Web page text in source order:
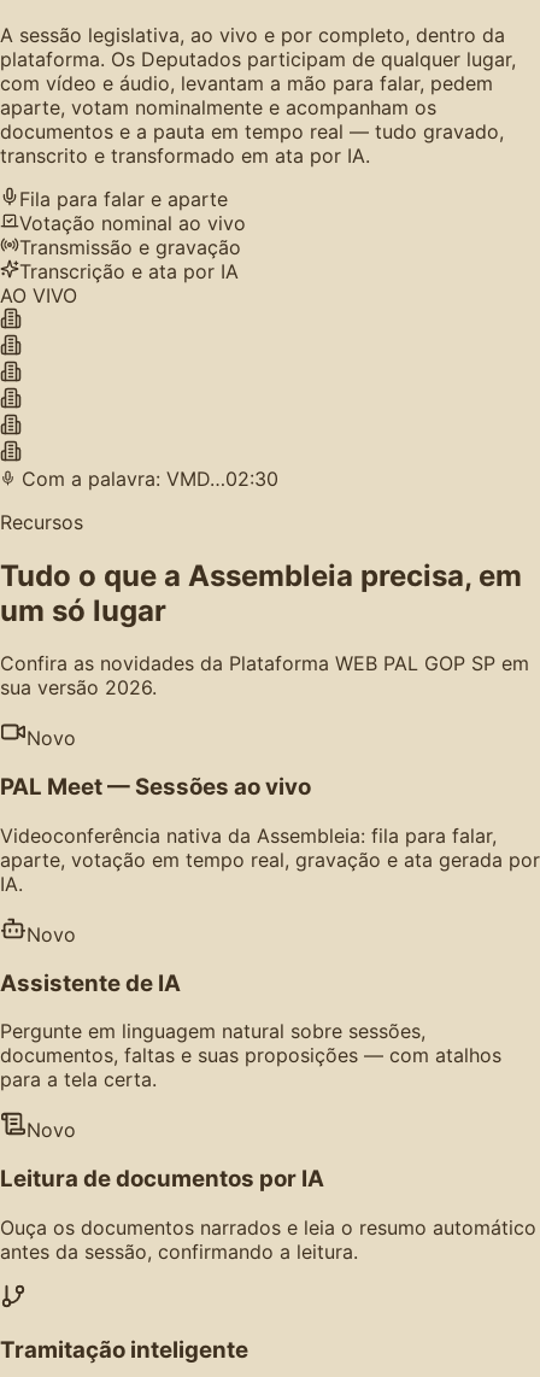
A sessão legislativa, ao vivo e por completo, dentro da
plataforma. Os Deputados participam de qualquer lugar,
com vídeo e áudio, levantam a mão para falar, pedem
aparte, votam nominalmente e acompanham os
documentos e a pauta em tempo real — tudo gravado,
transcrito e transformado em ata por IA.
Fila para falar e aparte
Votação nominal ao vivo
Transmissão e gravação
Transcrição e ata por IA
AO VIVO
Com a palavra: VMD…02:30
Recursos
Tudo o que a Assembleia precisa, em
um só lugar
Confira as novidades da Plataforma WEB PAL GOP SP em
sua versão 2026.
Novo
PAL Meet — Sessões ao vivo
Videoconferência nativa da Assembleia: fila para falar,
aparte, votação em tempo real, gravação e ata gerada por
IA.
Novo
Assistente de IA
Pergunte em linguagem natural sobre sessões,
documentos, faltas e suas proposições — com atalhos
para a tela certa.
Novo
Leitura de documentos por IA
Ouça os documentos narrados e leia o resumo automático
antes da sessão, confirmando a leitura.
Tramitação inteligente